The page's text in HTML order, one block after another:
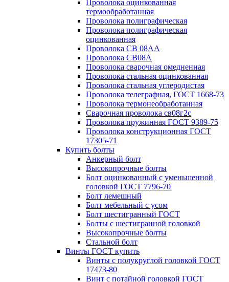
Проволока оцинкованная
термообработанная
Проволока полиграфическая
Проволока полиграфическая
оцинкованная
Проволока СВ 08АА
Проволока СВ08А
Проволока сварочная омедненная
Проволока стальная оцинкованная
Проволока стальная углеродистая
Проволока телеграфная, ГОСТ 1668-73
Проволока термонеобработанная
Сварочная проволока св08г2с
Проволока пружинная ГОСТ 9389-75
Проволока конструкционная ГОСТ
17305-71
Купить болты
Анкерный болт
Высокопрочные болты
Болт оцинкованный с уменьшенной
головкой ГОСТ 7796-70
Болт лемешный
Болт мебельный с усом
Болт шестигранный ГОСТ
Болты с шестигранной головкой
Высокопрочные болты
Стальной болт
Винты ГОСТ купить
Винты с полукруглой головкой ГОСТ
17473-80
Винт с потайной головкой ГОСТ